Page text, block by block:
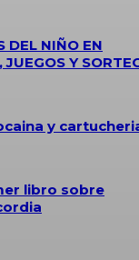
DEL NIÑO EN
Y
y
libro sobre